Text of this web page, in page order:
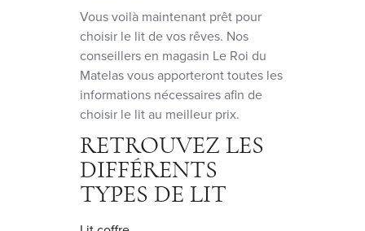
Vous voilà maintenant prêt pour
choisir le lit de vos rêves. Nos
conseillers en magasin Le Roi du
Matelas vous apporteront toutes les
informations nécessaires afin de
choisir le lit au meilleur prix.
RETROUVEZ LES
DIFFÉRENTS
TYPES DE LIT